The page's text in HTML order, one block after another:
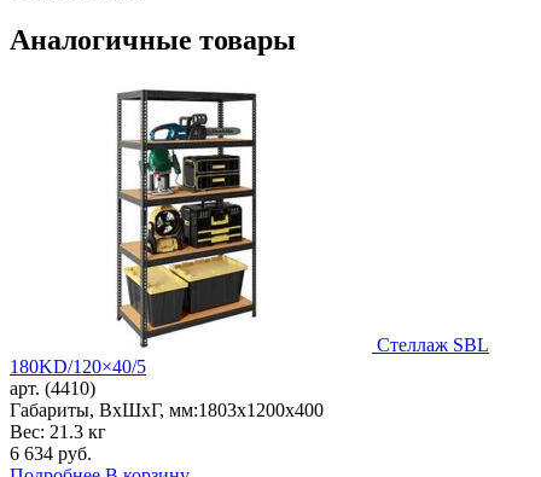
Аналогичные товары
Стеллаж SBL
180KD/120×40/5
арт. (4410)
Габариты, ВxШxГ, мм:1803x1200x400
Вес: 21.3 кг
6 634 руб.